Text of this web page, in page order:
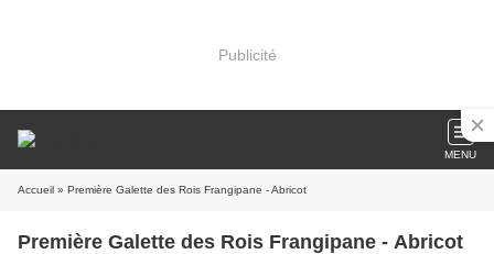
Publicité
MENU
Accueil » Première Galette des Rois Frangipane - Abricot
Première Galette des Rois Frangipane - Abricot